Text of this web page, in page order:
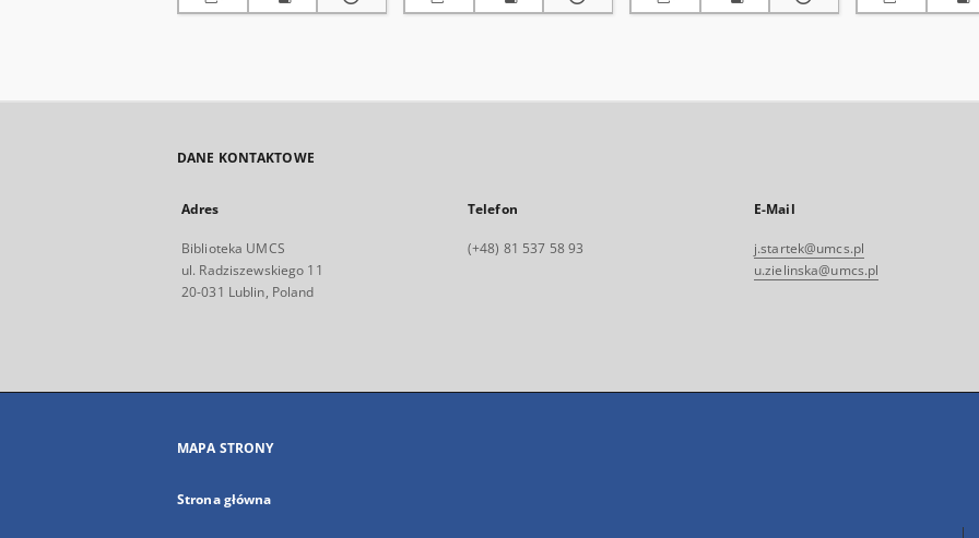
DANE KONTAKTOWE
Adres
Biblioteka UMCS
ul. Radziszewskiego 11
20-031 Lublin, Poland
Telefon
(+48) 81 537 58 93
E-Mail
j.startek@umcs.pl
u.zielinska@umcs.pl
MAPA STRONY
Strona główna